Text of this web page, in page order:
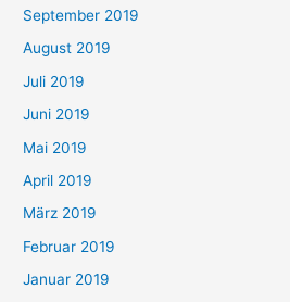
September 2019
August 2019
Juli 2019
Juni 2019
Mai 2019
April 2019
März 2019
Februar 2019
Januar 2019